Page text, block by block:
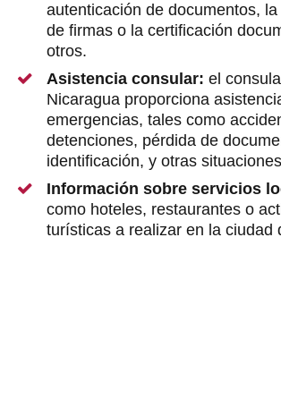
autenticación de documentos,
de firmas o la certificación
otros.
Asistencia consular: el
Nicaragua proporciona
emergencias, tales como
detenciones, pérdida de
identificación, y otras
Información sobre servicios
como hoteles, restaurantes o
turísticas a realizar en la ciudad